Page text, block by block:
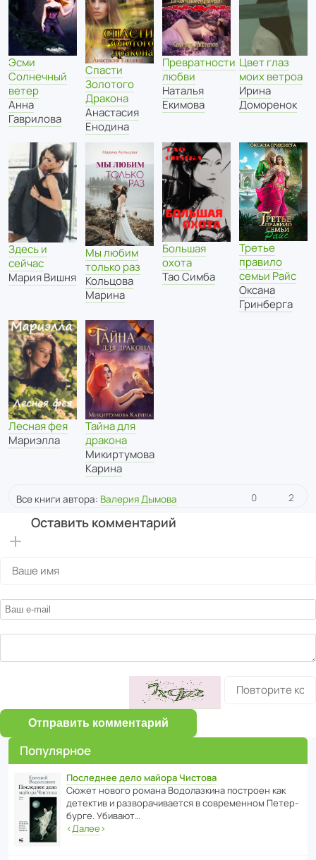
Эсми
Солнечный
ветер
Анна
Гаврилова
Спасти
Золотого
Дракона
Анастасия
Енодина
Превратности
любви
Наталья
Екимова
Цвет глаз
моих ветроа
Ирина
Доморенок
Здесь и
сейчас
Мария Вишня
Мы любим
только раз
Кольцова
Марина
Большая
охота
Тао Симба
Третье
правило
семьи Райс
Оксана
Гринберга
Лесная фея
Мариэлла
Тайна для
дракона
Микиртумова
Карина
Все книги автора: Валерия Дымова 0 2
Оставить комментарий
Отправить комментарий
Популярное
Последнее дело майора Чистова
Сюжет нового романа Водо­ла­з­кина пост­роен как
дете­ктив и разво­ра­чи­ва­ется в совре­менном Пете­р­
бурге. Убивают…
‹Далее›